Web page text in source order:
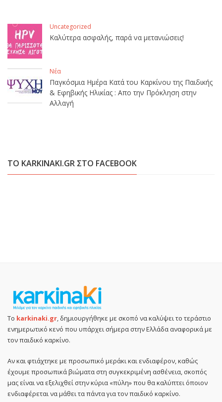
Uncategorized
Καλύτερα ασφαλής, παρά να μετανιώσεις!
Νέα
Παγκόσμια Ημέρα Κατά του Καρκίνου της Παιδικής
& Εφηβικής Ηλικίας : Απο την Πρόκληση στην
Αλλαγή
ΤΟ KARKINAKI.GR ΣΤΟ FACEBOOK
Το karkinaki.gr, δημιουργήθηκε με σκοπό να καλύψει το τεράστιο
ενημερωτικό κενό που υπάρχει σήμερα στην Ελλάδα αναφορικά με
τον παιδικό καρκίνο.
Αν και φτιάχτηκε με προσωπικό μεράκι και ενδιαφέρον, καθώς
έχουμε προσωπικά βιώματα στη συγκεκριμένη ασθένεια, σκοπός
μας είναι να εξελιχθεί στην κύρια «πύλη» που θα καλύπτει όποιον
ενδιαφέρεται να μάθει τα πάντα για τον παιδικό καρκίνο.